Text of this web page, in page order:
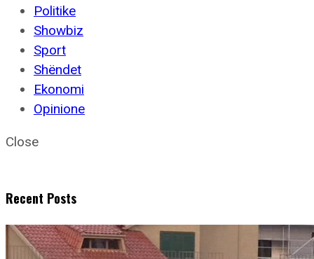
Politike
Showbiz
Sport
Shëndet
Ekonomi
Opinione
Close
Recent Posts